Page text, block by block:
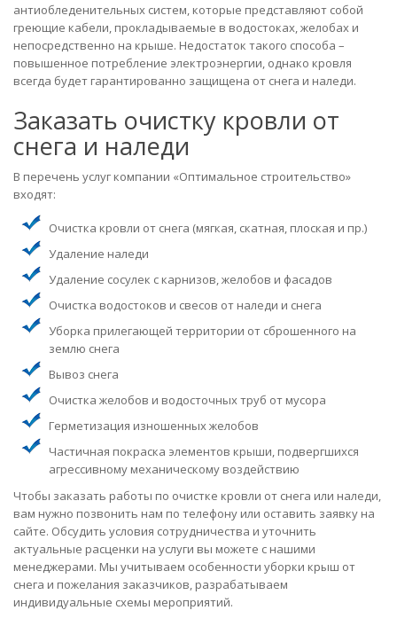
антиобледенительных систем, которые представляют собой
греющие кабели, прокладываемые в водостоках, желобах и
непосредственно на крыше. Недостаток такого способа –
повышенное потребление электроэнергии, однако кровля
всегда будет гарантированно защищена от снега и наледи.
Заказать очистку кровли от
снега и наледи
В перечень услуг компании «Оптимальное строительство»
входят:
Очистка кровли от снега (мягкая, скатная, плоская и пр.)
Удаление наледи
Удаление сосулек с карнизов, желобов и фасадов
Очистка водостоков и свесов от наледи и снега
Уборка прилегающей территории от сброшенного на
землю снега
Вывоз снега
Очистка желобов и водосточных труб от мусора
Герметизация изношенных желобов
Частичная покраска элементов крыши, подвергшихся
агрессивному механическому воздействию
Чтобы заказать работы по очистке кровли от снега или наледи,
вам нужно позвонить нам по телефону или оставить заявку на
сайте. Обсудить условия сотрудничества и уточнить
актуальные расценки на услуги вы можете с нашими
менеджерами. Мы учитываем особенности уборки крыш от
снега и пожелания заказчиков, разрабатываем
индивидуальные схемы мероприятий.